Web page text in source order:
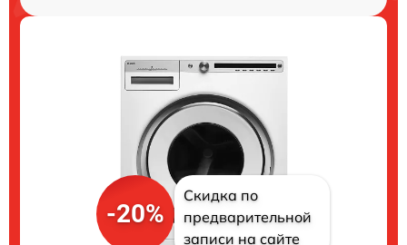
-20%
Скидка по
предварительной
записи на сайте